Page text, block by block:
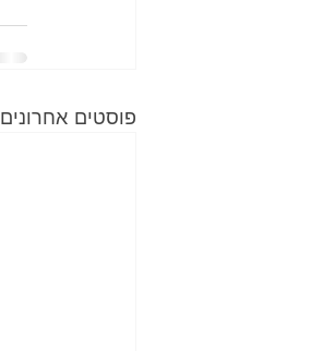
פוסטים אחרונים